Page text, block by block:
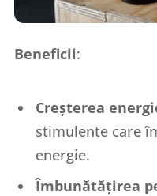
Beneficii:
Creșterea
stimulente care
energie.
Îmbunătățirea